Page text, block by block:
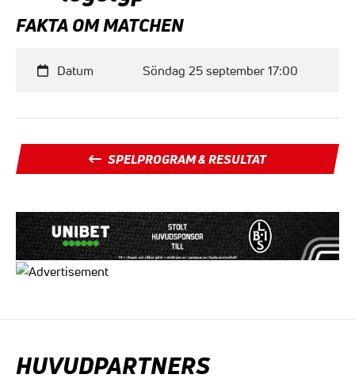
FAKTA OM MATCHEN
Datum Söndag 25 september 17:00
SPELPROGRAM & RESULTAT
HUVUDPARTNERS